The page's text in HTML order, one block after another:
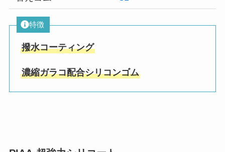
特徴
撥水コーティング
濃縮ガラコ配合シリコンゴム